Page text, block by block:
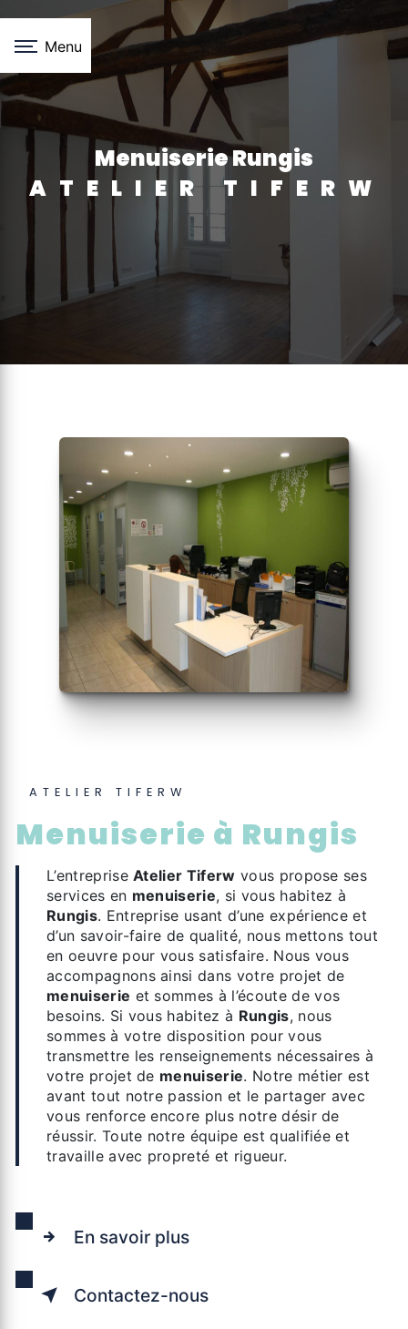
Menu
menuiserie Rungis
ATELIER TIFERW
ATELIER TIFERW
menuiserie à Rungis
L’entrepriseAtelier Tiferw vous propose ses
services en menuiserie, si vous habitez à
Rungis. Entreprise usant d’une expérience et
d’un savoir-faire de qualité, nous mettons tout
en oeuvre pour vous satisfaire. Nous vous
accompagnons ainsi dans votre projet de
menuiserie et sommes à l’écoute de vos
besoins. Si vous habitez à Rungis, nous
sommes à votre disposition pour vous
transmettre les renseignements nécessaires à
votre projet de menuiserie. Notre métier est
avant tout notre passion et le partager avec
vous renforce encore plus notre désir de
réussir. Toute notre équipe est qualifiée et
travaille avec propreté et rigueur.
En savoir plus
Contactez-nous
Panneau de gestion des cookies